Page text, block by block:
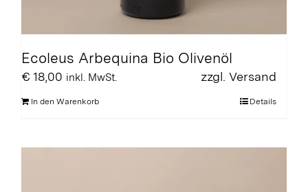
Ecoleus Arbequina Bio Olivenöl
€ 18,00 inkl. MwSt. zzgl. Versand
In den Warenkorb Details